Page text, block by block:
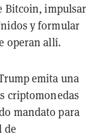
Bitcoin, impulsar
y formular
operan allí.
emita una
criptomonedas
mandato para
de